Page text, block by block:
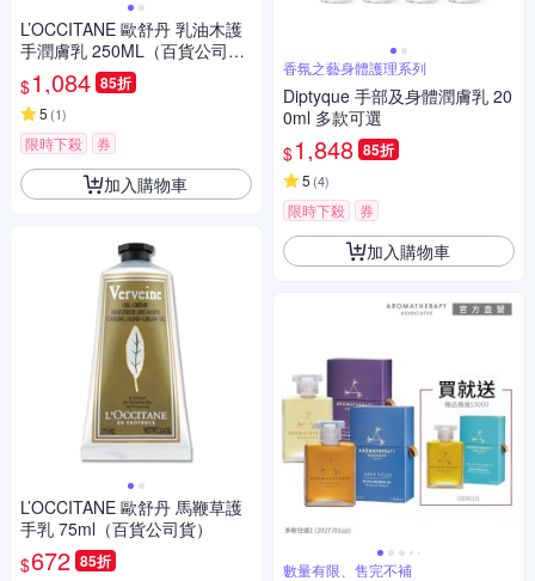
L’OCCITANE 歐舒丹 乳油木護
手潤膚乳 250ML（百貨公司
貨）
$1,084 85折
5 (1)
限時下殺 券
加入購物車
L’OCCITANE 歐舒丹 馬鞭草護
手乳 75ml（百貨公司貨）
$672 85折
香氛之藝身體護理系列
Diptyque 手部及身體潤膚乳 20
0ml 多款可選
$1,848 85折
5 (4)
限時下殺 券
加入購物車
數量有限、售完不補